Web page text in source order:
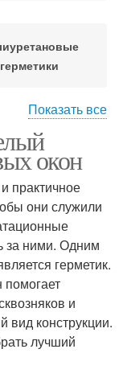
герметики
Герметик на
окна
Показать все
окон
практичное
они служили
за ними. Одним
герметик.
помогает
и
вид конструкции.
лучший